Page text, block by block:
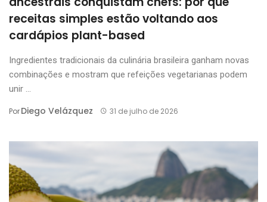
receitas simples estão voltando aos
cardápios plant-based
Ingredientes tradicionais da culinária brasileira ganham novas
combinações e mostram que refeições vegetarianas podem
unir ...
PorDiego Velázquez 31 de julho de 2026